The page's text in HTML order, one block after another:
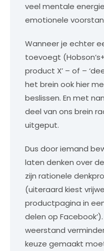
veel mentale
emotionele
Wanneer je echter
toevoegt
product X’ – of –
het brein ook hier
beslissen. En met
deel van ons brein
uitgeput.
Dus door iemand
laten denken over
zijn rationele
(uiteraard kiest
productpagina in
delen op
weerstand
keuze gemaakt